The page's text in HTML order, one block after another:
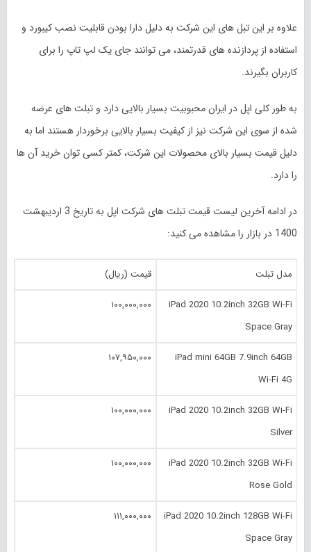
علاوه بر این تبل ‎‌های این شرکت به دلیل دارا بودن قابلیت نصب کیبورد و
استفاده از پردازنده های قدرتمند، می توانند جای یک لپ تاپ را برای
کاربران بگیرند.
به طور کلی اپل در ایران محبوبیت بسیار بالایی دارد و تبلت های عرضه
شده از سوی این شرکت نیز از کیفیت بسیار بالایی برخوردار هستند اما به
دلیل قیمت بسیار بالای محصولات این شرکت، کمتر کسی توان خرید آن ها
را دارد.
در ادامه آخرین لیست قیمت تبلت های شرکت اپل به تاریخ 3 اردیبهشت
1400 در بازار را مشاهده می کنید:
مدل تبلت قیمت (ریال)
iPad 2020 10.‎2inch 32GB Wi-Fi
Space Gray
۱۰۰,۰۰۰,۰۰۰
iPad mini 64GB 7.‎9inch 64GB
Wi-Fi 4G
۱۰۷,۹۵۰,۰۰۰
iPad 2020 10.‎2inch 32GB Wi-Fi
Silver
۱۰۰,۰۰۰,۰۰۰
iPad 2020 10.‎2inch 32GB Wi-Fi
Rose Gold
۱۰۰,۰۰۰,۰۰۰
iPad 2020 10.‎2inch 128GB Wi-Fi
Space Gray
۱۱۱,۰۰۰,۰۰۰